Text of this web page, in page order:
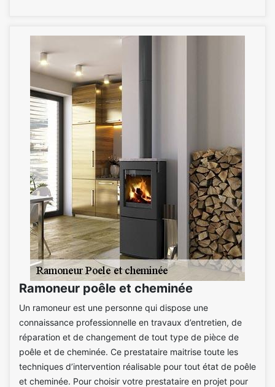
Ramoneur poêle et cheminée
Un ramoneur est une personne qui dispose une
connaissance professionnelle en travaux d’entretien, de
réparation et de changement de tout type de pièce de
poêle et de cheminée. Ce prestataire maitrise toute les
techniques d’intervention réalisable pour tout état de poêle
et cheminée. Pour choisir votre prestataire en projet pour